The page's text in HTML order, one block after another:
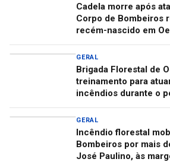
Cadela morre após
Corpo de Bombeiros
recém-nascido em
GERAL
Brigada Florestal de
treinamento para
incêndios durante o
GERAL
Incêndio florestal
Bombeiros por mais
José Paulino, às